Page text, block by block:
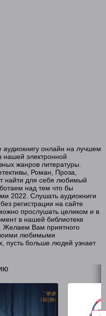
онлайн на лучшем
электронной
жанров литературы.
Роман, Проза,
найти для себя любимый
над тем что бы
2022. Слушать аудиокниги
регистрации на сайте
прослушать целиком и в
в нашей библиотеке
Желаем Вам приятного
любимыми
пусть больше людей узнает